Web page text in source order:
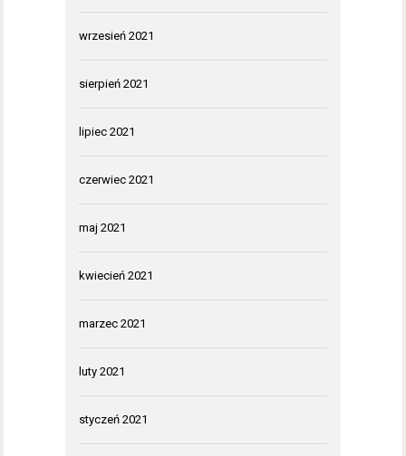
wrzesień 2021
sierpień 2021
lipiec 2021
czerwiec 2021
maj 2021
kwiecień 2021
marzec 2021
luty 2021
styczeń 2021